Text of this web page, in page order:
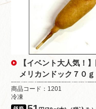
【イベント大人気！
メリカンドック７０ｇ
商品コード：1201
冷凍